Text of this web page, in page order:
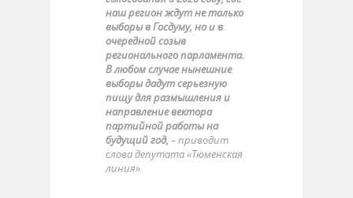
наш регион ждут не только
выборы в Госдуму, но и в
очередной созыв
регионального парламента.
В любом случае нынешние
выборы дадут серьезную
пищу для размышления и
направление вектора
партийной работы на
будущий год, – приводит
слова депутата «Тюменская
линия».